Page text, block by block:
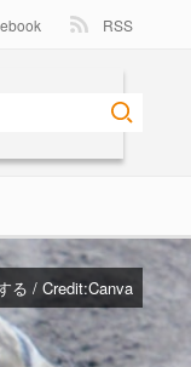
RSS
る / Credit:Canva